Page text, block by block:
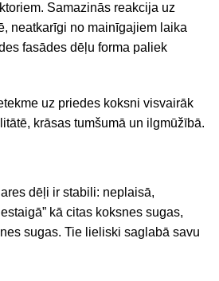
Samazinās reakcija uz
neatkarīgi no mainīgajiem laika
fasādes dēļu forma paliek
uz priedes koksni visvairāk
krāsas tumšumā un ilgmūžībā.
dēļi ir stabili: neplaisā,
kā citas koksnes sugas,
sugas. Tie lieliski saglabā savu